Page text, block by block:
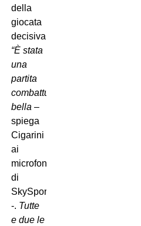
della
giocata
decisiva:
“È stata
una
partita
combattuta,
bella –
spiega
Cigarini
ai
microfoni
di
SkySport
-. Tutte
e due le